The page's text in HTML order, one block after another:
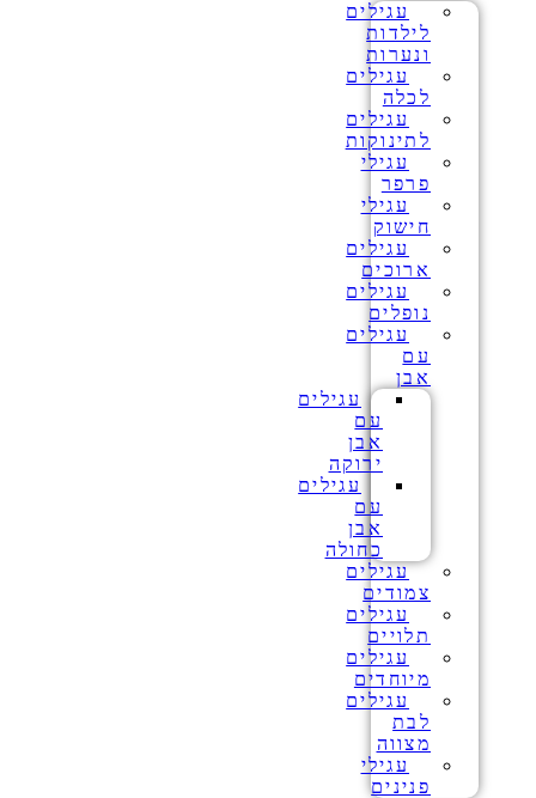
עגילים
לילדות
ונערות
עגילים
לכלה
עגילים
לתינוקות
עגילי
פרפר
עגילי
חישוק
עגילים
ארוכים
עגילים
נופלים
עגילים
עם
אבן
עגילים
עם
אבן
ירוקה
עגילים
עם
אבן
כחולה
עגילים
צמודים
עגילים
תלויים
עגילים
מיוחדים
עגילים
לבת
מצווה
עגילי
פנינים